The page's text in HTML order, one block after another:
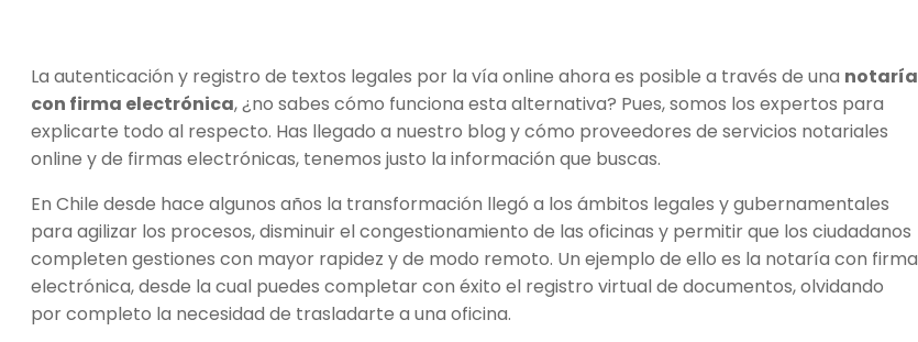
La autenticación y registro de textos legales por la vía online ahora es posible a través de una notaría
con firma electrónica, ¿no sabes cómo funciona esta alternativa? Pues, somos los expertos para
explicarte todo al respecto. Has llegado a nuestro blog y cómo proveedores de servicios notariales
online y de firmas electrónicas, tenemos justo la información que buscas.
En Chile desde hace algunos años la transformación llegó a los ámbitos legales y gubernamentales
para agilizar los procesos, disminuir el congestionamiento de las oficinas y permitir que los ciudadanos
completen gestiones con mayor rapidez y de modo remoto. Un ejemplo de ello es la notaría con firma
electrónica, desde la cual puedes completar con éxito el registro virtual de documentos, olvidando
por completo la necesidad de trasladarte a una oficina.